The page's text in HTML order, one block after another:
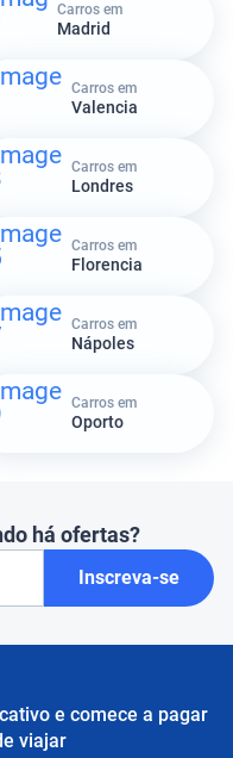
Carros em
Madrid
Carros em
Valencia
Carros em
Londres
Carros em
Florencia
Carros em
Nápoles
Carros em
Oporto
há ofertas?
Inscreva-se
e comece a pagar
viajar